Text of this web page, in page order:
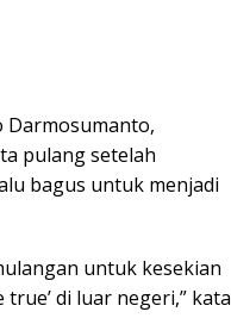
Darmosumanto,
pulang setelah
bagus untuk menjadi
untuk kesekian
di luar negeri,” kata